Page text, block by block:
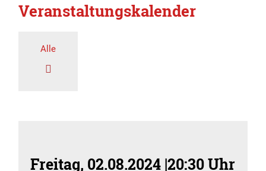
Veranstaltungskalender
Alle
Freitag, 02.08.2024 |20:30 Uhr